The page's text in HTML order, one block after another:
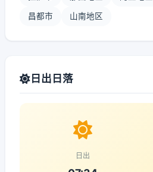
昌都市 山南地区
日出日落
日出